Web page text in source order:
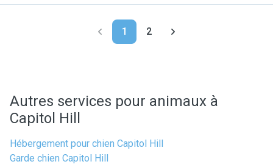
1 2
Autres services pour animaux à
Capitol Hill
Hébergement pour chien Capitol Hill
Garde chien Capitol Hill